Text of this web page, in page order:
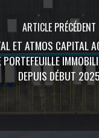
ARTICLE PRÉCÉDENT
ET ATMOS CAPITAL
PORTEFEUILLE
DEPUIS DÉBUT 2025